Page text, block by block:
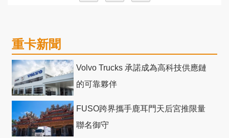
重卡新聞
Volvo Trucks 承諾成為高科技供應鏈
的可靠夥伴
FUSO跨界攜手鹿耳門天后宮推限量
聯名御守